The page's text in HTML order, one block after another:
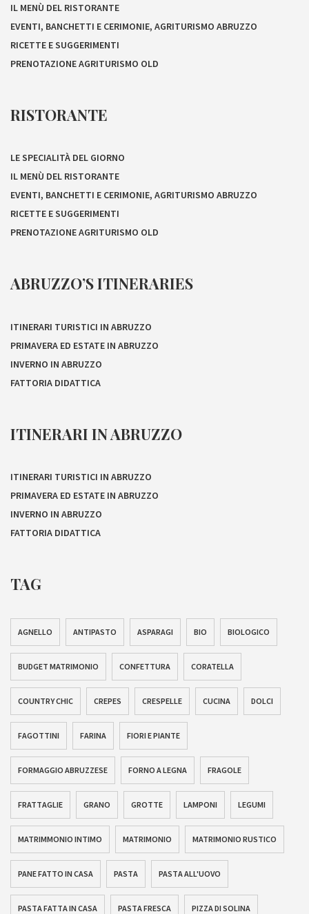
IL MENÙ DEL RISTORANTE
EVENTI, BANCHETTI E CERIMONIE, AGRITURISMO ABRUZZO
RICETTE E SUGGERIMENTI
PRENOTAZIONE AGRITURISMO OLD
RISTORANTE
LE SPECIALITÀ DEL GIORNO
IL MENÙ DEL RISTORANTE
EVENTI, BANCHETTI E CERIMONIE, AGRITURISMO ABRUZZO
RICETTE E SUGGERIMENTI
PRENOTAZIONE AGRITURISMO OLD
ABRUZZO’S ITINERARIES
ITINERARI TURISTICI IN ABRUZZO
PRIMAVERA ED ESTATE IN ABRUZZO
INVERNO IN ABRUZZO
FATTORIA DIDATTICA
ITINERARI IN ABRUZZO
ITINERARI TURISTICI IN ABRUZZO
PRIMAVERA ED ESTATE IN ABRUZZO
INVERNO IN ABRUZZO
FATTORIA DIDATTICA
TAG
AGNELLO ANTIPASTO ASPARAGI BIO BIOLOGICO
BUDGET MATRIMONIO CONFETTURA CORATELLA
COUNTRY CHIC CREPES CRESPELLE CUCINA DOLCI
FAGOTTINI FARINA FIORI E PIANTE
FORMAGGIO ABRUZZESE FORNO A LEGNA FRAGOLE
FRATTAGLIE GRANO GROTTE LAMPONI LEGUMI
MATRIMMONIO INTIMO MATRIMONIO MATRIMONIO RUSTICO
PANE FATTO IN CASA PASTA PASTA ALL'UOVO
PASTA FATTA IN CASA PASTA FRESCA PIZZA DI SOLINA